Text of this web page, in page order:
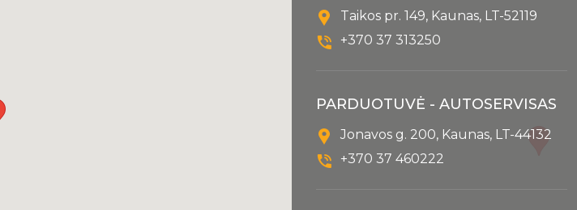
Taikos pr. 149, Kaunas, LT-52119
+370 37 313250
PARDUOTUVĖ - AUTOSERVISAS
Jonavos g. 200, Kaunas, LT-44132
+370 37 460222